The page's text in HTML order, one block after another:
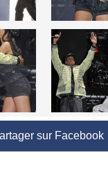
sur Facebook